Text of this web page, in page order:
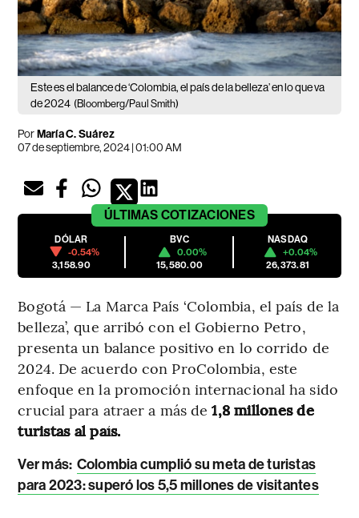
Este es el balance de ‘Colombia, el país de la belleza’ en lo que va
de 2024 (Bloomberg/Paul Smith)
PorMaría C. Suárez
07 de septiembre, 2024 | 01:00 AM
ÚLTIMAS COTIZACIONES
DÓLAR
-0.54%
3,158.90
BVC
0.00%
15,580.00
NASDAQ
+0.04%
26,373.81
Bogotá — La Marca País ‘Colombia, el país de la
belleza’, que arribó con el Gobierno Petro,
presenta un balance positivo en lo corrido de
2024. De acuerdo con ProColombia, este
enfoque en la promoción internacional ha sido
crucial para atraer a más de1,8 millones de
turistas al país.
Ver más: Colombia cumplió su meta de turistas
para 2023: superó los 5,5 millones de visitantes